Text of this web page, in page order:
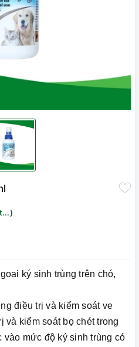
ký sinh trùng trên chó,
điều trị và kiểm soát ve
và kiểm soát bọ chét trong
vào mức độ ký sinh trùng có